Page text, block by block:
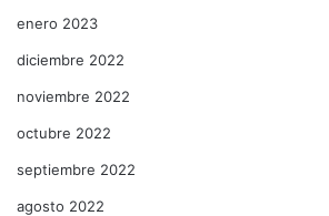
enero 2023
diciembre 2022
noviembre 2022
octubre 2022
septiembre 2022
agosto 2022